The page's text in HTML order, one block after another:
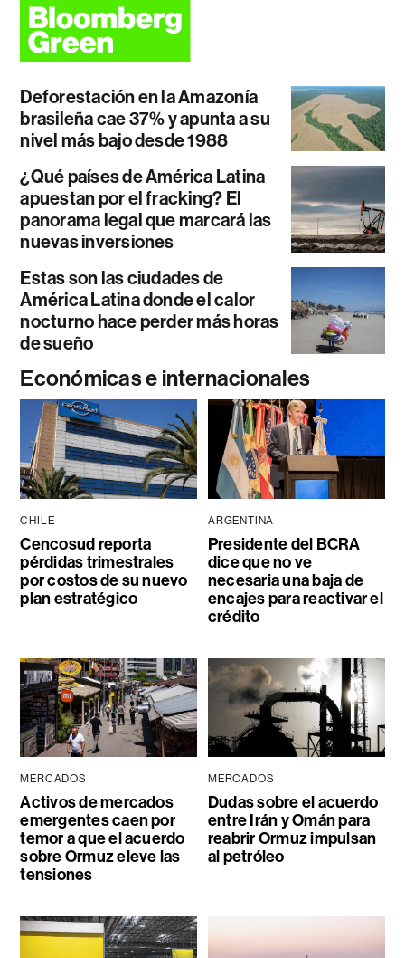
Deforestación en la Amazonía
brasileña cae 37% y apunta a su
nivel más bajo desde 1988
¿Qué países de América Latina
apuestan por el fracking? El
panorama legal que marcará las
nuevas inversiones
Estas son las ciudades de
América Latina donde el calor
nocturno hace perder más horas
de sueño
Económicas e internacionales
CHILE
Cencosud reporta
pérdidas trimestrales
por costos de su nuevo
plan estratégico
ARGENTINA
Presidente del BCRA
dice que no ve
necesaria una baja de
encajes para reactivar el
crédito
MERCADOS
Activos de mercados
emergentes caen por
temor a que el acuerdo
sobre Ormuz eleve las
tensiones
MERCADOS
Dudas sobre el acuerdo
entre Irán y Omán para
reabrir Ormuz impulsan
al petróleo